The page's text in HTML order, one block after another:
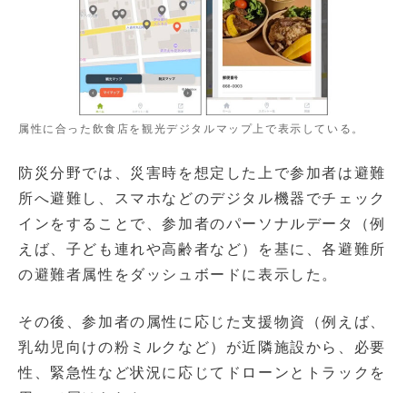
属性に合った飲食店を観光デジタルマップ上で表示している。
防災分野では、災害時を想定した上で参加者は避難
所へ避難し、スマホなどのデジタル機器でチェック
インをすることで、参加者のパーソナルデータ（例
えば、子ども連れや高齢者など）を基に、各避難所
の避難者属性をダッシュボードに表示した。
その後、参加者の属性に応じた支援物資（例えば、
乳幼児向けの粉ミルクなど）が近隣施設から、必要
性、緊急性など状況に応じてドローンとトラックを